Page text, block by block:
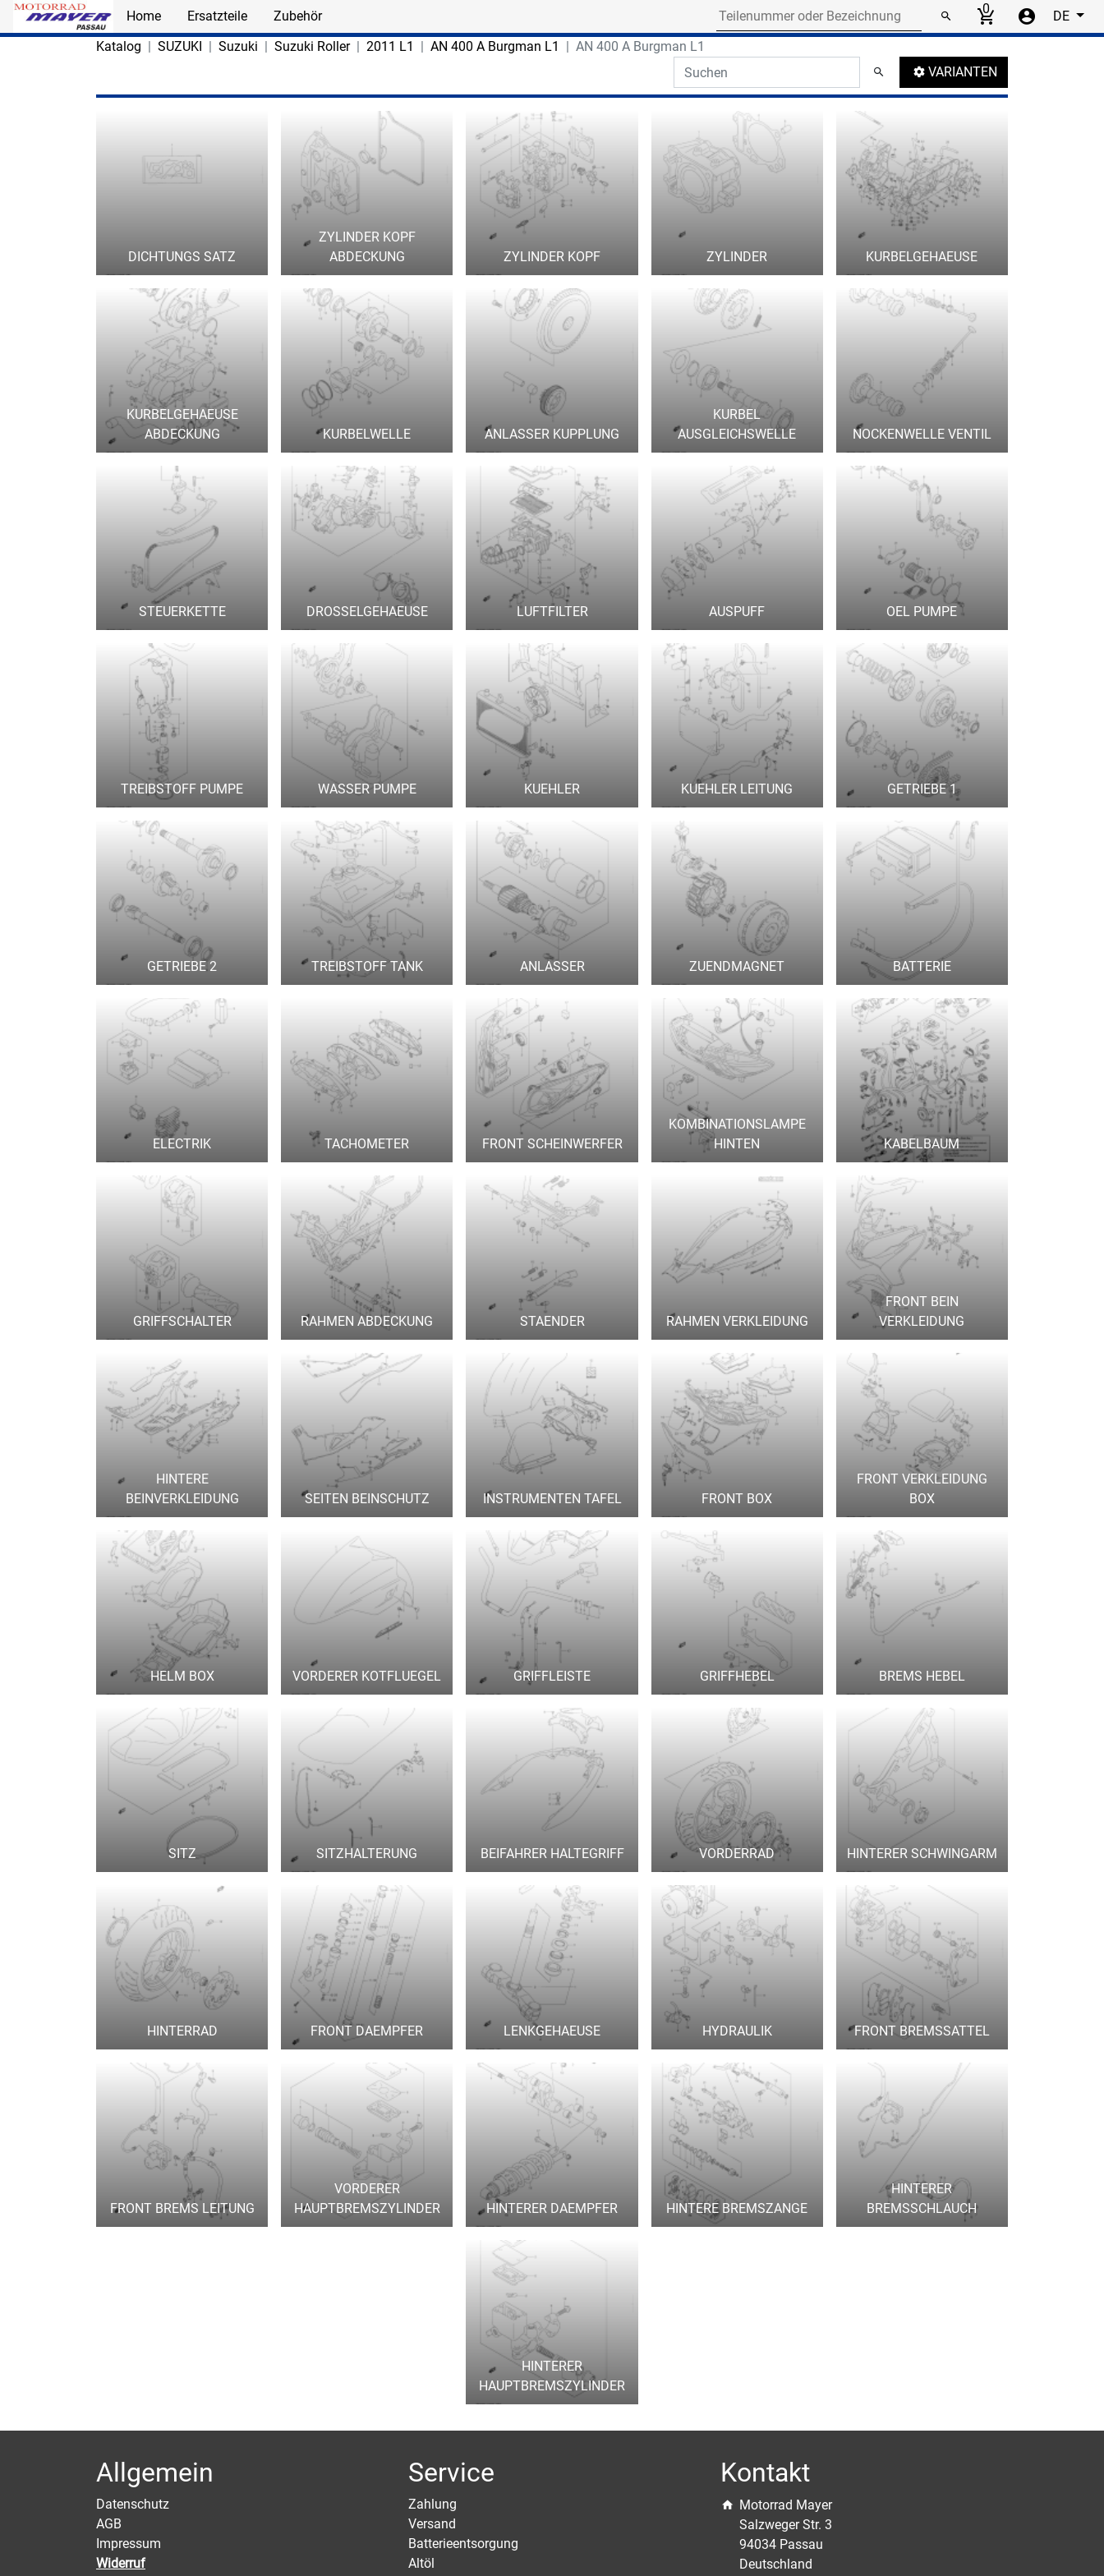
Skip to main content
Home Ersatzteile Zubehör 0
DE
Katalog
SUZUKI Suzuki Suzuki Roller 2011 L1 AN 400 A Burgman L1
AN 400 A Burgman L1
Search thumbnails
VARIANTEN
DICHTUNGS SATZ
ZYLINDER KOPF
ABDECKUNG
ZYLINDER KOPF ZYLINDER KURBELGEHAEUSE
KURBELGEHAEUSE
ABDECKUNG
KURBELWELLE ANLASSER KUPPLUNG
KURBEL
AUSGLEICHSWELLE
NOCKENWELLE VENTIL
STEUERKETTE DROSSELGEHAEUSE LUFTFILTER AUSPUFF OEL PUMPE
TREIBSTOFF PUMPE WASSER PUMPE KUEHLER KUEHLER LEITUNG GETRIEBE 1
GETRIEBE 2 TREIBSTOFF TANK ANLASSER ZUENDMAGNET BATTERIE
ELECTRIK TACHOMETER FRONT SCHEINWERFER
KOMBINATIONSLAMPE
HINTEN
KABELBAUM
GRIFFSCHALTER RAHMEN ABDECKUNG STAENDER RAHMEN VERKLEIDUNG
FRONT BEIN
VERKLEIDUNG
HINTERE
BEINVERKLEIDUNG
SEITEN BEINSCHUTZ INSTRUMENTEN TAFEL FRONT BOX
FRONT VERKLEIDUNG
BOX
HELM BOX VORDERER KOTFLUEGEL GRIFFLEISTE GRIFFHEBEL BREMS HEBEL
SITZ SITZHALTERUNG BEIFAHRER HALTEGRIFF VORDERRAD HINTERER SCHWINGARM
HINTERRAD FRONT DAEMPFER LENKGEHAEUSE HYDRAULIK FRONT BREMSSATTEL
FRONT BREMS LEITUNG
VORDERER
HAUPTBREMSZYLINDER
HINTERER DAEMPFER HINTERE BREMSZANGE
HINTERER
BREMSSCHLAUCH
HINTERER
HAUPTBREMSZYLINDER
Allgemein
Datenschutz
AGB
Impressum
Widerruf
Service
Zahlung
Versand
Batterieentsorgung
Altöl
Kontakt
Motorrad Mayer
Salzweger Str. 3
94034 Passau
Deutschland